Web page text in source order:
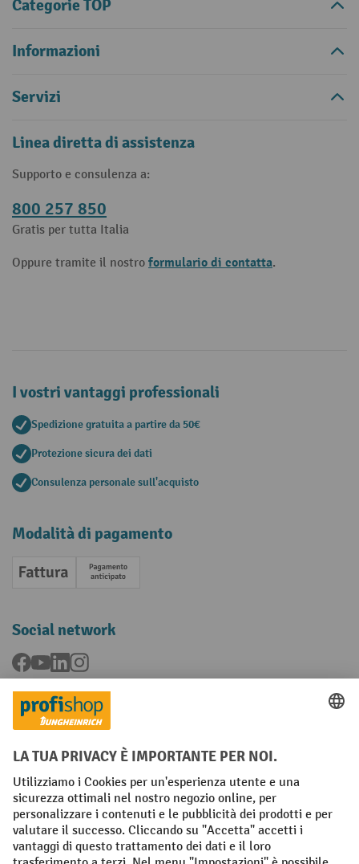
Categorie TOP
Informazioni
Servizi
Linea diretta di assistenza
Supporto e consulenza a:
800 257 850
Gratis per tutta Italia
Oppure tramite il nostro formulario di contatta.
I vostri vantaggi professionali
Spedizione gratuita a partire da 50€
Protezione sicura dei dati
Consulenza personale sull'acquisto
Modalità di pagamento
Fattura Pagamento anticipato
Social network
Facebook
YouTubeLinkedInInstagram
Condizioni Generali di Vendita
Dichiarazione di protezione dei dati Impronta
Impostazioni sulla privacy
All prices excl. VAT plusshipping costsand possible delivery charges,